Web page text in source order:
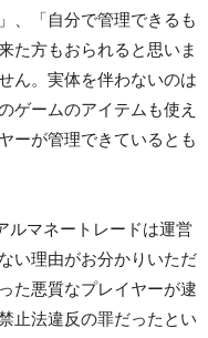
、「自分で管理できるも
た方もおられると思いま
ん。実体を伴わないのは
ゲームのアイテムも使え
ーが管理できているとも
ルマネートレードは運営
い理由がお分かりいただ
た悪質なプレイヤーが逮
止法違反の罪だったとい